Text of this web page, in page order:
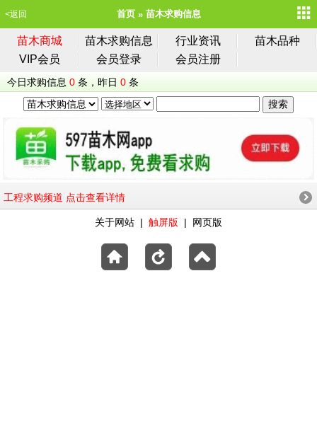
<返回 首页 苗木求购信息
苗木商城 苗木求购信息 行业资讯
苗木品种
VIP会员
会员登录 会员注册
今日求购信息 0 条，昨日 0 条
工程求购频道 点击查看详情
关于网站 | 触屏版 | 网页版